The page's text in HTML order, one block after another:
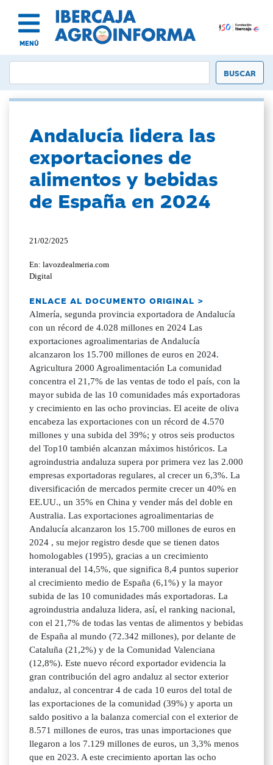
MENÚ
Andalucía lidera las
exportaciones de
alimentos y bebidas
de España en 2024
21/02/2025
En: lavozdealmeria.com
Digital
ENLACE AL DOCUMENTO ORIGINAL >
Almería, segunda provincia exportadora de Andalucía
con un récord de 4.028 millones en 2024 Las
exportaciones agroalimentarias de Andalucía
alcanzaron los 15.700 millones de euros en 2024.
Agricultura 2000 Agroalimentación La comunidad
concentra el 21,7% de las ventas de todo el país, con la
mayor subida de las 10 comunidades más exportadoras
y crecimiento en las ocho provincias. El aceite de oliva
encabeza las exportaciones con un récord de 4.570
millones y una subida del 39%; y otros seis productos
del Top10 también alcanzan máximos históricos. La
agroindustria andaluza supera por primera vez las 2.000
empresas exportadoras regulares, al crecer un 6,3%. La
diversificación de mercados permite crecer un 40% en
EE.UU., un 35% en China y vender más del doble en
Australia. Las exportaciones agroalimentarias de
Andalucía alcanzaron los 15.700 millones de euros en
2024 , su mejor registro desde que se tienen datos
homologables (1995), gracias a un crecimiento
interanual del 14,5%, que significa 8,4 puntos superior
al crecimiento medio de España (6,1%) y la mayor
subida de las 10 comunidades más exportadoras. La
agroindustria andaluza lidera, así, el ranking nacional,
con el 21,7% de todas las ventas de alimentos y bebidas
de España al mundo (72.342 millones), por delante de
Cataluña (21,2%) y de la Comunidad Valenciana
(12,8%). Este nuevo récord exportador evidencia la
gran contribución del agro andaluz al sector exterior
andaluz, al concentrar 4 de cada 10 euros del total de
las exportaciones de la comunidad (39%) y aporta un
saldo positivo a la balanza comercial con el exterior de
8.571 millones de euros, tras unas importaciones que
llegaron a los 7.129 millones de euros, un 3,3% menos
que en 2023. A este crecimiento aportan las ocho